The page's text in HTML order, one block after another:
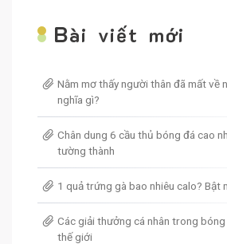
Bài viết mới
Nằm mơ thấy người thân đã mất về
nghĩa gì?
Chân dung 6 cầu thủ bóng đá cao
tường thành
1 quả trứng gà bao nhiêu calo? Bật
Các giải thưởng cá nhân trong
thế giới